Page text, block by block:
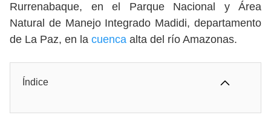
Rurrenabaque, en el Parque Nacional y Área
Natural de Manejo Integrado Madidi, departamento
de La Paz, en la cuenca alta del río Amazonas.
Índice